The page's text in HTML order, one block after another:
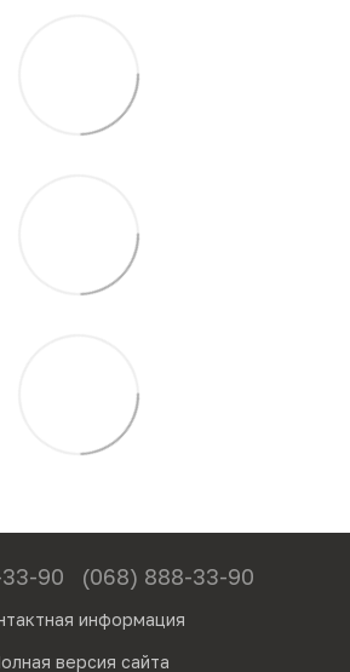
90 (068) 888-33-90
информация
версия сайта